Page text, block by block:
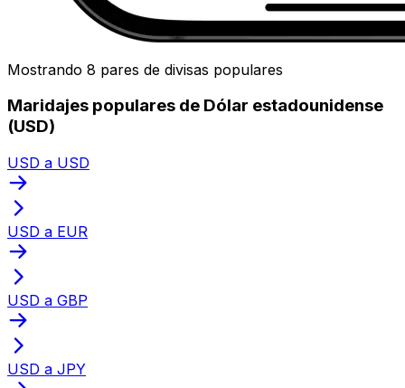
Mostrando 8 pares de divisas populares
Maridajes populares de Dólar estadounidense
(USD)
USD a USD
USD a EUR
USD a GBP
USD a JPY